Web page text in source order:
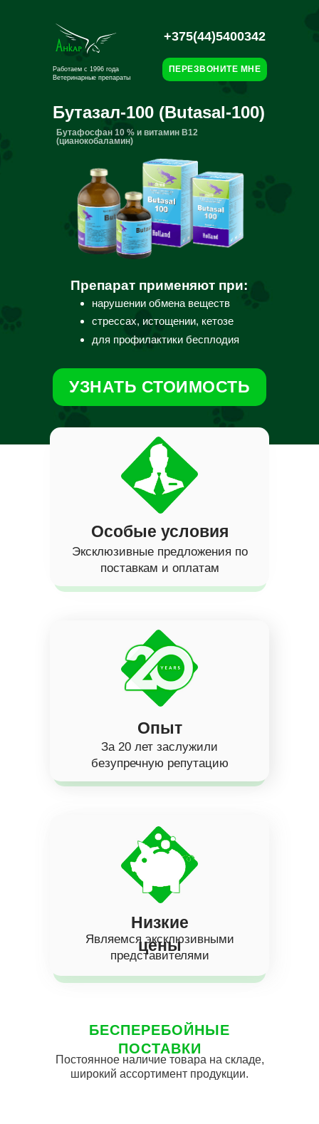
Препарат применяют при:
нарушении обмена веществ
стрессах, истощении, кетозе
для профилактики бесплодия
Особые условия
Эксклюзивные предложения по
поставкам и оплатам
Опыт
За 20 лет заслужили
безупречную репутацию
Низкие
цены
Являемся эксклюзивными
представителями
УЗНАТЬ СТОИМОСТЬ
Работаем с 1996 года
Ветеринарные препараты
+375(44)5400342
ПЕРЕЗВОНИТЕ МНЕ
БЕСПЕРЕБОЙНЫЕ
ПОСТАВКИ
Бутазал-100 (Butasal-100)
Бутафосфан 10 % и витамин B12
(цианокобаламин)
Постоянное наличие товара на складе,
широкий ассортимент продукции.